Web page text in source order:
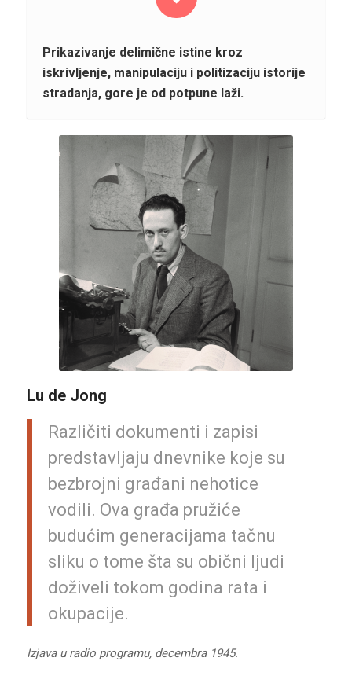
Prikazivanje delimične istine kroz
iskrivljenje, manipulaciju i politizaciju istorije
stradanja, gore je od potpune laži.
Lu de Jong
Različiti dokumenti i zapisi
predstavljaju dnevnike koje su
bezbrojni građani nehotice
vodili. Ova građa pružiće
budućim generacijama tačnu
sliku o tome šta su obični ljudi
doživeli tokom godina rata i
okupacije.
Izjava u radio programu, decembra 1945.